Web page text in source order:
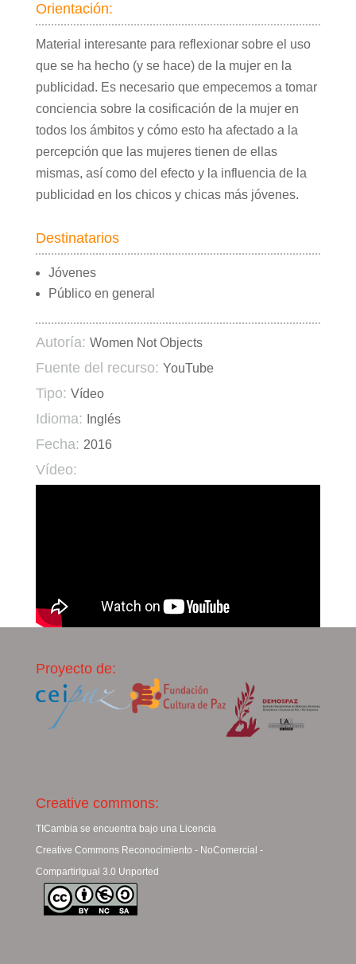
Orientación:
Material interesante para reflexionar sobre el uso
que se ha hecho (y se hace) de la mujer en la
publicidad. Es necesario que empecemos a tomar
conciencia sobre la cosificación de la mujer en
todos los ámbitos y cómo esto ha afectado a la
percepción que las mujeres tienen de ellas
mismas, así como del efecto y la influencia de la
publicidad en los chicos y chicas más jóvenes.
Destinatarios
Jóvenes
Público en general
Autoría: Women Not Objects
Fuente del recurso: YouTube
Tipo: Vídeo
Idioma: Inglés
Fecha: 2016
Vídeo:
Proyecto de:
Creative commons:
TICambia se encuentra bajo una Licencia
Creative Commons Reconocimiento - NoComercial -
CompartirIgual 3.0 Unported